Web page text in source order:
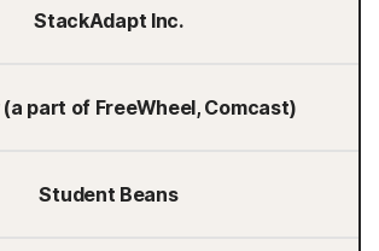
StackAdapt Inc.
part of FreeWheel, Comcast)
Student Beans